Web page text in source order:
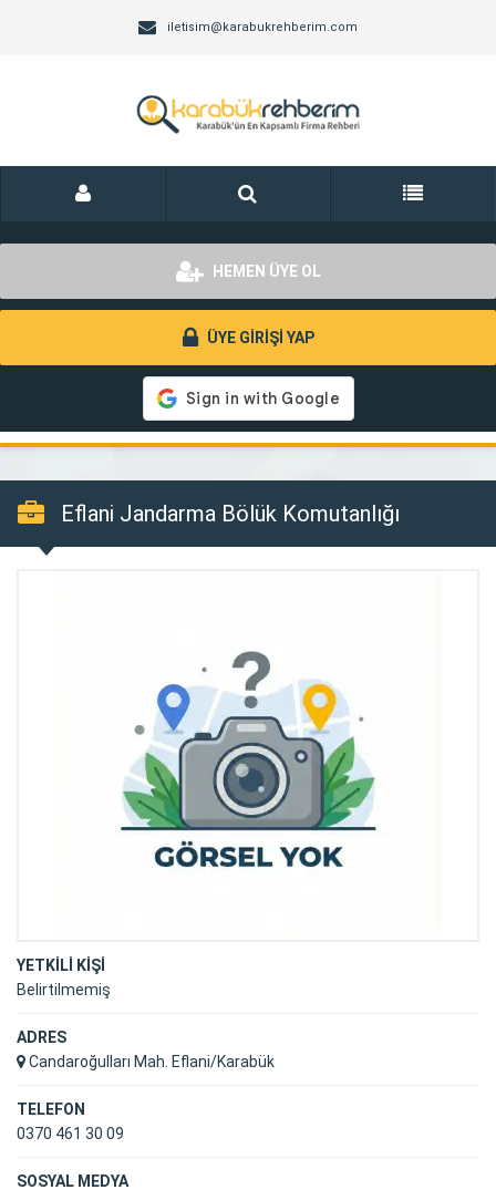
iletisim@karabukrehberim.com
HEMEN ÜYE OL
ÜYE GİRİŞİ YAP
Eflani Jandarma Bölük Komutanlığı
YETKİLİ KİŞİ
Belirtilmemiş
ADRES
Candaroğulları Mah. Eflani/Karabük
TELEFON
0370 461 30 09
SOSYAL MEDYA